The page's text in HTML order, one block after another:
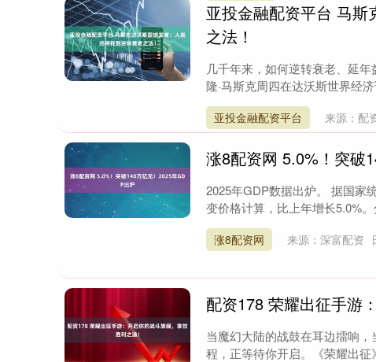
亚投金融配资平台 马
之法！
几千年来，如何逆转衰老、延
隆·马斯克周四在达沃斯世界经
亚投金融配资平台 来源：配
涨8配资网 5.0%！突破
2025年GDP数据出炉。 据国家
变价格计算，比上年增长5.0%
涨8配资网 来源：深富配资
配资178 荣耀出征手游
当魔幻大陆的战鼓在耳边擂响
程，正等待你开启。《荣耀出